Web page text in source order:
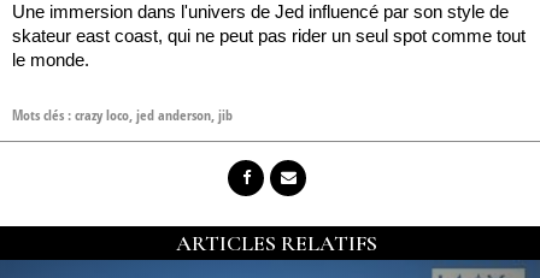
Une immersion dans l'univers de Jed influencé par son style de
skateur east coast, qui ne peut pas rider un seul spot comme tout
le monde.
Mots clés :crazy loco,jed anderson,jib
ARTICLES RELATIFS